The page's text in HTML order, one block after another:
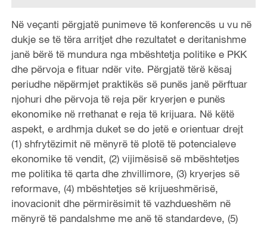
Në veçanti përgjatë punimeve të konferencës u vu në
dukje se të tëra arritjet dhe rezultatet e deritanishme
janë bërë të mundura nga mbështetja politike e PKK
dhe përvoja e fituar ndër vite. Përgjatë tërë kësaj
periudhe nëpërmjet praktikës së punës janë përftuar
njohuri dhe përvoja të reja për kryerjen e punës
ekonomike në rrethanat e reja të krijuara. Në këtë
aspekt, e ardhmja duket se do jetë e orientuar drejt
(1) shfrytëzimit në mënyrë të plotë të potencialeve
ekonomike të vendit, (2) vijimësisë së mbështetjes
me politika të qarta dhe zhvillimore, (3) kryerjes së
reformave, (4) mbështetjes së krijueshmërisë,
inovacionit dhe përmirësimit të vazhdueshëm në
mënyrë të pandalshme me anë të standardeve, (5)